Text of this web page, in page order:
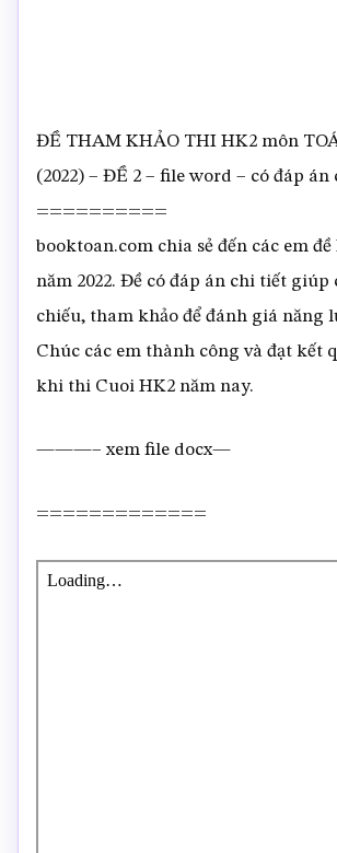
ĐỀ THAM KHẢO THI HK2 môn
(2022) – ĐỀ 2 – file word – có đáp
==========
booktoan.com chia sẻ đến các em đề
năm 2022. Đề có đáp án chi tiết giúp
chiếu, tham khảo để đánh giá năng
Chúc các em thành công và đạt kết
khi thi Cuoi HK2 năm nay.
———– xem file docx—
=============